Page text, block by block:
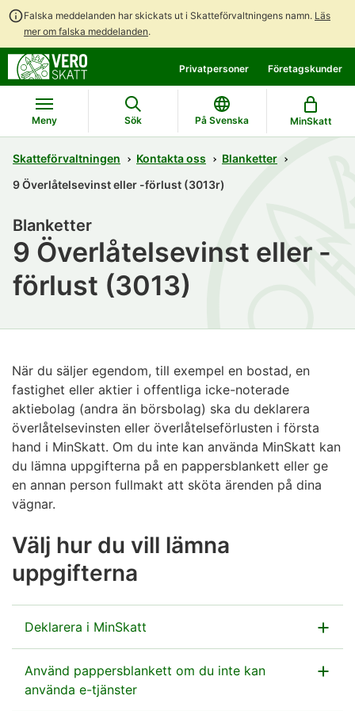
Falska meddelanden har skickats ut i Skatteförvaltningens namn. Läs
mer om falska meddelanden.
direkt
till
innehållet
till
hela
webbplatsens
sökning
en
chattbot-
diskussion
Privatpersoner Företagskunder
Meny Sök På Svenska MinSkatt
Skatteförvaltningen Kontakta oss
Blanketter
9 Överlåtelsevinst eller -förlust (3013r)
9 Överlåtelsevinst eller -
förlust (3013)
Blanketter
När du säljer egendom, till exempel en bostad, en
fastighet eller aktier i offentliga icke-noterade
aktiebolag (andra än börsbolag) ska du deklarera
överlåtelsevinsten eller överlåtelseförlusten i första
hand i MinSkatt. Om du inte kan använda MinSkatt kan
du lämna uppgifterna på en pappersblankett eller ge
en annan person fullmakt att sköta ärenden på dina
vägnar.
Välj hur du vill lämna
uppgifterna
Deklarera i MinSkatt
Observera att MinSkatt inte har numrerade blanketter,
såsom blankett 9.
Använd pappersblankett om du inte kan
använda e-tjänster